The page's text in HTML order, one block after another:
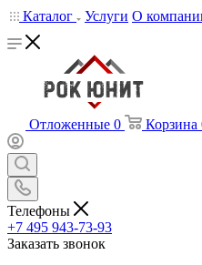
Каталог
Услуги О
Отложенные 0 Корзина
Телефоны
+7 495 943-73-93
Заказать звонок